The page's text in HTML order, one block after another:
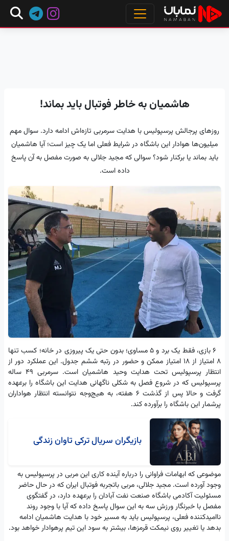
هاشمیان به خاطر فوتبال باید بماند!
روزهای پرجالش پرسپولیس با هدایت سرمربی تازه‌اش ادامه دارد. سوال مهم
میلیون‌ها هوادار این باشگاه در شرایط فعلی اما یک چیز است؛ آیا هاشمیان
باید بماند یا برکنار شود؟ سوالی که مجید جلالی به صورت مفصل به آن پاسخ
داده است.
۶ بازی، فقط یک برد و ۵ مساوی؛ بدون حتی یک پیروزی در خانه؛ کسب تنها
۸ امتیاز از 18 امتیاز ممکن و حضور در رتبه ششم جدول. این عملکرد دور از
انتظار پرسپولیس تحت هدایت وحید هاشمیان است. سرمربی ۴۹ ساله
پرسپولیس که در شروع فصل به شکلی ناگهانی هدایت این باشگاه را برعهده
گرفت و حالا پس از گذشت ۶ هفته، به هیج‌وجه نتوانسته انتظار هواداران
پرشمار این باشگاه را برآورده کند.
بازیگران سریال ترکی تاوان زندگی
موضوعی که ابهامات فراوانی را درباره آینده کاری این مربی در پرسپولیس به
وجود آورده است. مجید جلالی، مربی باتجربه فوتبال ایران که در حال حاضر
مسئولیت آکادمی باشگاه صنعت نفت آبادان را برعهده دارد، در گفتگوی
مفصل با خبرنگار ورزش سه به این سوال پاسخ داده که آیا با وجود روند
ناامیدکننده فعلی، پرسپولیس باید به مسیر خود با هدایت هاشمیان ادامه
بدهد یا تغییر روی نیمکت قرمزها، بیشتر به سود این تیم پرهوادار خواهد بود.